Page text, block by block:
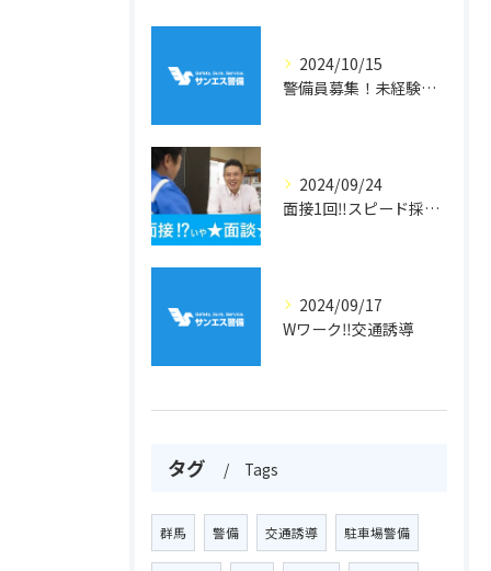
2024/10/15
警備員募集！未経験者歓迎！
2024/09/24
面接1回‼スピード採用‼警備員
2024/09/17
Wワーク‼交通誘導
タグ Tags
群馬 警備 交通誘導 駐車場警備